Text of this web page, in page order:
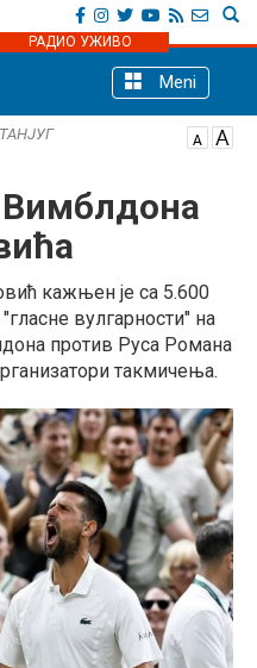
РАДИО УЖИВО
Meni
Вимблдона
кажњен је са 5.600
вулгарности" на
против Руса Романа
такмичења.